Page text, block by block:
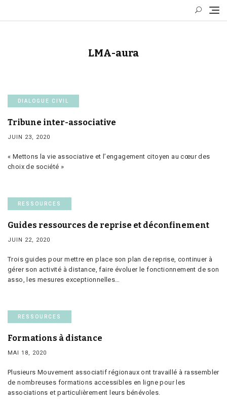
LMA-aura
DIALOGUE CIVIL
Tribune inter-associative
JUIN 23, 2020
« Mettons la vie associative et l’engagement citoyen au cœur des
choix de société »
RESSOURCES
Guides ressources de reprise et déconfinement
JUIN 22, 2020
Trois guides pour mettre en place son plan de reprise, continuer à
gérer son activité à distance, faire évoluer le fonctionnement de son
asso, les mesures exceptionnelles…
RESSOURCES
Formations à distance
MAI 18, 2020
Plusieurs Mouvement associatif régionaux ont travaillé à rassembler
de nombreuses formations accessibles en ligne pour les
associations et particulièrement leurs bénévoles.